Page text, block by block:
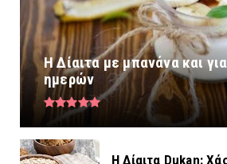
Η Δίαιτα με μπανάνα και
ημερών
Η Δίαιτα Dukan: